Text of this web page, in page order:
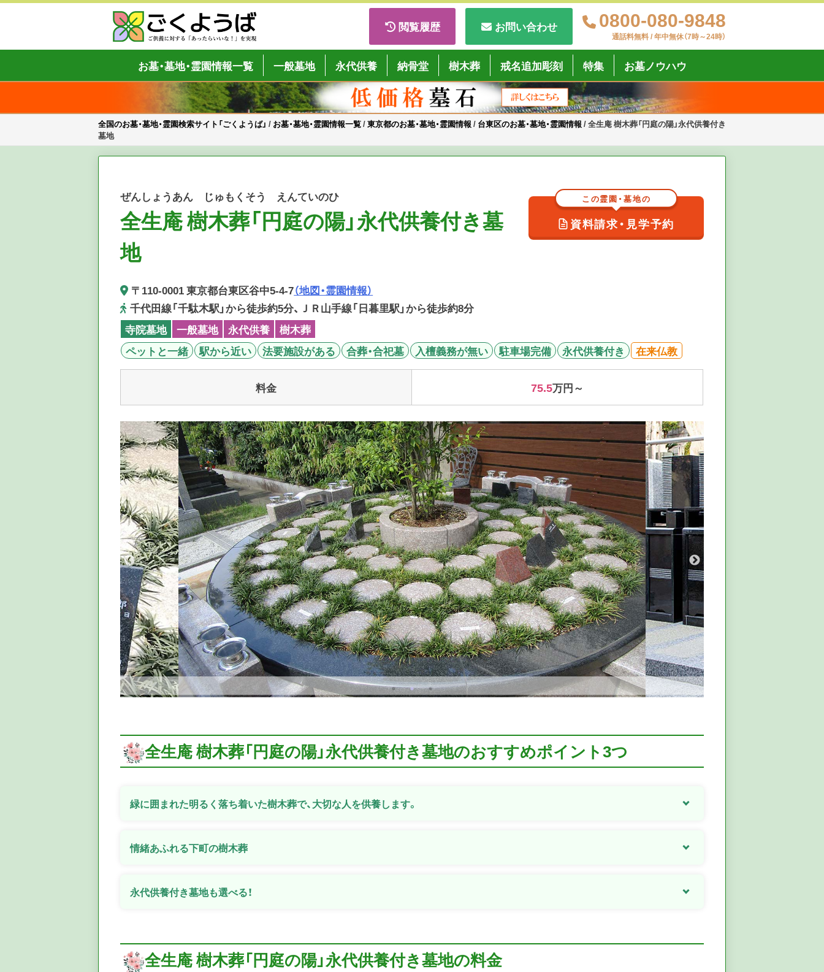
Skip
全国のお墓・墓地・霊園検索サイト「ごくようば」
ご供養をもっと身近に
閲覧履歴 お問い合わせ 0800-080-9848
通話料無料 / 年中無休（7時～24時）
お墓・墓地・霊園情報一覧 一般墓地 永代供養 納骨堂 樹木葬 戒名追加彫刻 特集 お墓ノウハウ
全国のお墓・墓地・霊園検索サイト「ごくようば」 / お墓・墓地・霊園情報一覧/東京都のお墓・墓地・霊園情報 / 台東区のお墓・墓地・霊園情報 /全生庵 樹木葬「円庭の陽」永代供養付き
墓地
ぜんしょうあん じゅもくそう えんていのひ
全生庵 樹木葬「円庭の陽」永代供養付き墓
地
〒110-0001 東京都台東区谷中5-4-7（地図・霊園情報）
千代田線「千駄木駅」から徒歩約5分、ＪＲ山手線「日暮里駅」から徒歩約8分
この霊園・墓地の
資料請求・見学予約
寺院墓地 一般墓地 永代供養
樹木葬
ペットと一緒
駅から近い 法要施設がある 合葬・合祀墓 入檀義務が無い 駐車場完備 永代供養付き 在来仏教
料金 75.5万円～
全生庵 樹木葬「円庭の陽」永代供養付き墓地のおすすめポイント3つ
緑に囲まれた明るく落ち着いた樹木葬で、大切な人を供養します。
情緒あふれる下町の樹木葬
永代供養付き墓地も選べる！
全生庵 樹木葬「円庭の陽」永代供養付き墓地の料金